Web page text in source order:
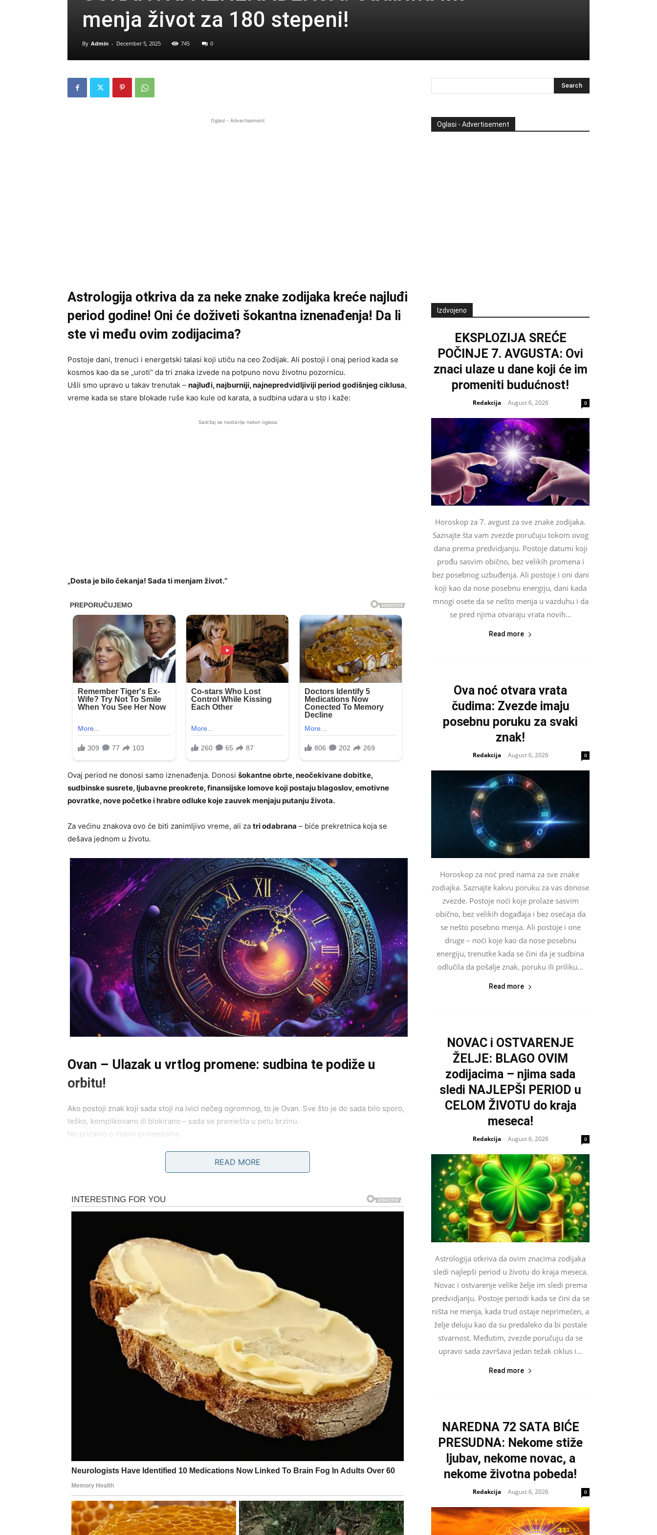
menja život za 180 stepeni!
By Admin - December 5, 2025 745 0
Oglasi - Advertisement
Astrologija otkriva da za neke znake zodijaka kreće najluđi
period godine! Oni će doživeti šokantna iznenađenja! Da li
ste vi među ovim zodijacima?
Postoje dani, trenuci i energetski talasi koji utiču na ceo Zodijak. Ali postoji i onaj period kada se
kosmos kao da se „uroti“ da tri znaka izvede na potpuno novu životnu pozornicu.
Ušli smo upravo u takav trenutak – najluđi, najburniji, najnepredvidljiviji period godišnjeg ciklusa,
vreme kada se stare blokade ruše kao kule od karata, a sudbina udara u sto i kaže:
Sadržaj se nastavlja nakon oglasa
„Dosta je bilo čekanja! Sada ti menjam život.“
Ovaj period ne donosi samo iznenađenja. Donosi šokantne obrte, neočekivane dobitke,
sudbinske susrete, ljubavne preokrete, finansijske lomove koji postaju blagoslov, emotivne
povratke, nove početke i hrabre odluke koje zauvek menjaju putanju života.
Za većinu znakova ovo će biti zanimljivo vreme, ali za tri odabrana – biće prekretnica koja se
dešava jednom u životu.
Ovan – Ulazak u vrtlog promene: sudbina te podiže u
orbitu!
Ako postoji znak koji sada stoji na ivici nečeg ogromnog, to je Ovan. Sve što je do sada bilo sporo,
teško, komplikovano ili blokirano – sada se premešta u petu brzinu.
Ne pričamo o malim promenama.
Šokantna iznenađenja koja slede Ovnu:
1. Ljubavni obrt koji menja sve
Neko iz prošlosti ili neko potpuno nov – ali dolazi u trenutku kada se Ovan najmanje nada.
Ovan će biti šokiran time koliko snažno i brzo emocije mogu da buknu.
2. Poslovni zaokret od 180 stepeni
Ovan menja planove, pravce, ljude oko sebe.
I što je najluđe – sve mu ide u korist.
Ponuda, poziv, razgovor – dolazi nešto što potpuno menja tok njegove karijere.
Može čak da se desi i prelazak na poziciju koju je priželjkivao godinama.
3. Veliki izlazak iz stagnacije
Ako se Ovan osećao zaglavljeno, iscrpljeno ili kao da ne vidi svetlo – sada sve kreće da se
razmotava neverovatnom brzinom.
To je kosmička nagrada za upornost, hrabrost i snagu.
Nije tipičan period za Ovnove kada se tiče novca, ali sada se otvara prostor kroz:
– ponudu,
– nasumičnu sreću,
– završetak posla koji donosi veliku cifru,
– čak i pravne ili administrativne dobitke.
Zašto baš Ovan ulazi u najluđi period godine?
READ MORE
Oglasi - Advertisement
Izdvojeno
EKSPLOZIJA SREĆE
POČINJE 7. AVGUSTA: Ovi
znaci ulaze u dane koji će im
promeniti budućnost!
Redakcija - August 6, 2026 0
Horoskop za 7. avgust za sve znake zodijaka.
Saznajte šta vam zvezde poručuju tokom ovog
dana prema predvidjanju. Postoje datumi koji
prođu sasvim obično, bez velikih promena i
bez posebnog uzbuđenja. Ali postoje i oni dani
koji kao da nose posebnu energiju, dani kada
mnogi osete da se nešto menja u vazduhu i da
se pred njima otvaraju vrata novih...
Read more
Ova noć otvara vrata
čudima: Zvezde imaju
posebnu poruku za svaki
znak!
Redakcija - August 6, 2026 0
Horoskop za noć pred nama za sve znake
zodiajka. Saznajte kakvu poruku za vas donose
zvezde. Postoje noći koje prolaze sasvim
obično, bez velikih događaja i bez osećaja da
se nešto posebno menja. Ali postoje i one
druge – noći koje kao da nose posebnu
energiju, trenutke kada se čini da je sudbina
odlučila da pošalje znak, poruku ili priliku...
Read more
NOVAC i OSTVARENJE
ŽELJE: BLAGO OVIM
zodijacima – njima sada
sledi NAJLEPŠI PERIOD u
CELOM ŽIVOTU do kraja
meseca!
Redakcija - August 6, 2026 0
Astrologija otkriva da ovim znacima zodijaka
sledi najlepši period u životu do kraja meseca.
Novac i ostvarenje velike želje im sledi prema
predvidjanju. Postoje periodi kada se čini da se
ništa ne menja, kada trud ostaje neprimećen, a
želje deluju kao da su predaleko da bi postale
stvarnost. Međutim, zvezde poručuju da se
upravo sada završava jedan težak ciklus i...
Read more
NAREDNA 72 SATA BIĆE
PRESUDNA: Nekome stiže
ljubav, nekome novac, a
nekome životna pobeda!
Redakcija - August 6, 2026 0